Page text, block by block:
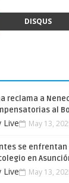
DISQUS
reclama a
al
Live May 13,
se
en
Live May 13,